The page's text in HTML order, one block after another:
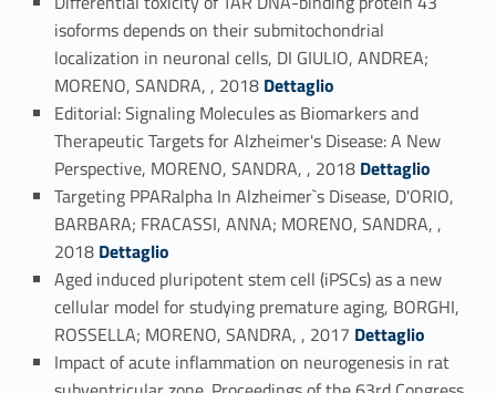
isoforms depends on their submitochondrial
localization in neuronal cells, DI GIULIO, ANDREA;
MORENO, SANDRA, , 2018 Link identifier #identifier_person_140607-25
Dettaglio
Editorial: Signaling Molecules as Biomarkers and
Therapeutic Targets for Alzheimer's Disease: A New
Perspective, MORENO, SANDRA, , 2018 Link identifier #identifier_person_152304-26
Dettaglio
Targeting PPARalpha In Alzheimer`s Disease, D'ORIO,
BARBARA; FRACASSI, ANNA; MORENO, SANDRA, ,
2018 Link identifier #identifier_person_159350-27
Dettaglio
Aged induced pluripotent stem cell (iPSCs) as a new
cellular model for studying premature aging, BORGHI,
ROSSELLA; MORENO, SANDRA, , 2017Link identifier #identifier_person_171263-28
Dettaglio
Impact of acute inflammation on neurogenesis in rat